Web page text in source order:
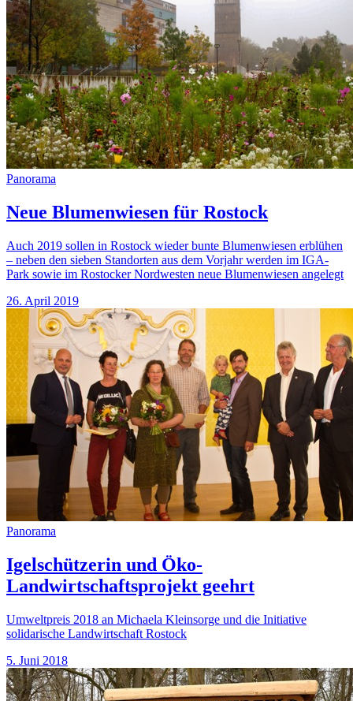
Panorama
Neue Blumenwiesen für Rostock
Auch 2019 sollen in Rostock wieder bunte Blumenwiesen erblühen
– neben den sieben Standorten aus dem Vorjahr werden im IGA-
Park sowie im Rostocker Nordwesten neue Blumenwiesen angelegt
26. April 2019
Panorama
Igelschützerin und Öko-
Landwirtschaftsprojekt geehrt
Umweltpreis 2018 an Michaela Kleinsorge und die Initiative
solidarische Landwirtschaft Rostock
5. Juni 2018